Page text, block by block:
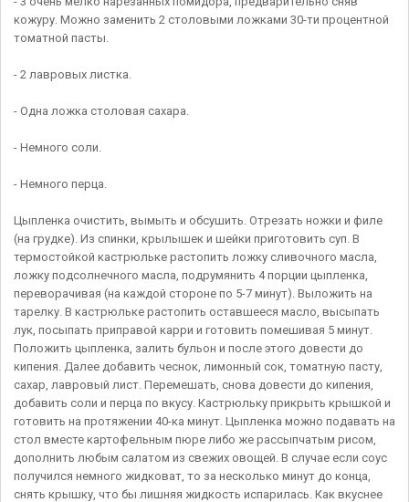
кожуру. Можно заменить 2 столовыми ложками 30-ти процентной
томатной пасты.
- 2 лавровых листка.
- Одна ложка столовая сахара.
- Немного соли.
- Немного перца.
Цыпленка очистить, вымыть и обсушить. Отрезать ножки и филе
(на грудке). Из спинки, крылышек и шейки приготовить суп. В
термостойкой кастрюльке растопить ложку сливочного масла,
ложку подсолнечного масла, подрумянить 4 порции цыпленка,
переворачивая (на каждой стороне по 5-7 минут). Выложить на
тарелку. В кастрюльке растопить оставшееся масло, высыпать
лук, посыпать приправой карри и готовить помешивая 5 минут.
Положить цыпленка, залить бульон и после этого довести до
кипения. Далее добавить чеснок, лимонный сок, томатную пасту,
сахар, лавровый лист. Перемешать, снова довести до кипения,
добавить соли и перца по вкусу. Кастрюльку прикрыть крышкой и
готовить на протяжении 40-ка минут. Цыпленка можно подавать на
стол вместе картофельным пюре либо же рассыпчатым рисом,
дополнить любым салатом из свежих овощей. В случае если соус
получился немного жидковат, то за несколько минут до конца,
снять крышку, что бы лишняя жидкость испарилась. Как вкуснее